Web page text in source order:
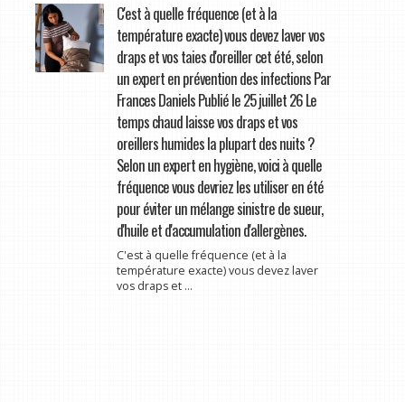
C'est à quelle fréquence (et à la
température exacte) vous devez laver vos
draps et vos taies d'oreiller cet été, selon
un expert en prévention des infections Par
Frances Daniels Publié le 25 juillet 26 Le
temps chaud laisse vos draps et vos
oreillers humides la plupart des nuits ?
Selon un expert en hygiène, voici à quelle
fréquence vous devriez les utiliser en été
pour éviter un mélange sinistre de sueur,
d'huile et d'accumulation d'allergènes.
C'est à quelle fréquence (et à la
température exacte) vous devez laver
vos draps et ...